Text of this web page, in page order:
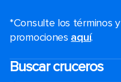
*Consulte los términos
promociones aquí.
Buscar cruceros